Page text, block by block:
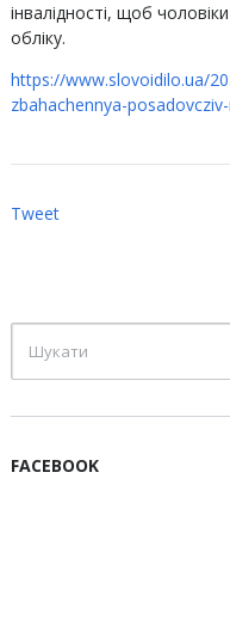
інвалідності, щоб
обліку.
https://www.slovoidilo.ua/
zbahachennya-
Tweet
FACEBOOK